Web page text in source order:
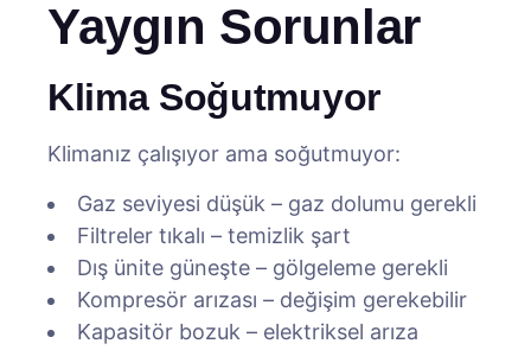
Yaygın Sorunlar
Klima Soğutmuyor
Klimanız çalışıyor ama soğutmuyor:
Gaz seviyesi düşük – gaz dolumu gerekli
Filtreler tıkalı – temizlik şart
Dış ünite güneşte – gölgeleme gerekli
Kompresör arızası – değişim gerekebilir
Kapasitör bozuk – elektriksel arıza